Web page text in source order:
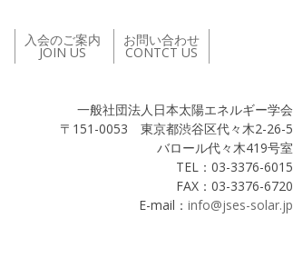
入会のご案内
JOIN US
お問い合わせ
CONTCT US
一般社団法人日本太陽エネルギー学会
〒151-0053 東京都渋谷区代々木2-26-5
バロール代々木419号室
TEL：03-3376-6015
FAX：03-3376-6720
E-mail： info@jses-solar.jp